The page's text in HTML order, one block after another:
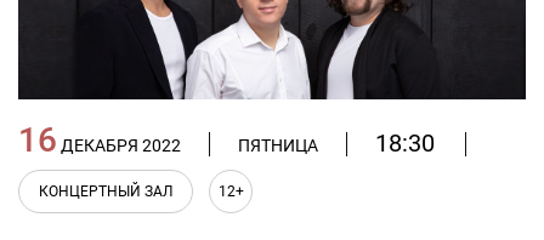
16 ДЕКАБРЯ 2022 ПЯТНИЦА 18:30
КОНЦЕРТНЫЙ ЗАЛ 12+